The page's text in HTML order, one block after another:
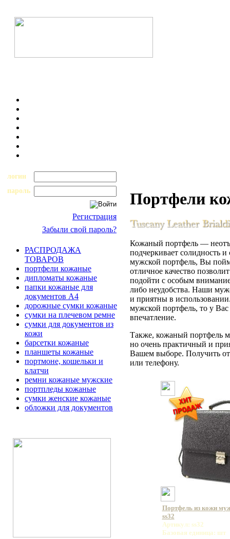
логин
пароль
Регистрация
Забыли свой пароль?
РАСПРОДАЖА
ТОВАРОВ
портфели кожаные
дипломаты кожаные
папки кожаные для
документов А4
дорожные сумки кожаные
сумки на плечевом ремне
сумки для документов из
кожи
барсетки кожаные
планшеты кожаные
портмоне, кошельки и
клатчи
ремни кожаные мужские
портпледы кожаные
сумки женские кожаные
обложки для документов
Портфели
Кожаный портфель —
подчеркивает солидность
мужской портфель, Вы
отличное качество
подойти с особым
либо неудобства. Наши
и приятны в
мужской портфель, то у Вас
впечатление.
Также, кожаный портфель
но очень практичный и
Вашем выборе. Получить
или телефону.
Портфель из кожи
ss32
Артикул: ss32
Базовая единица: шт